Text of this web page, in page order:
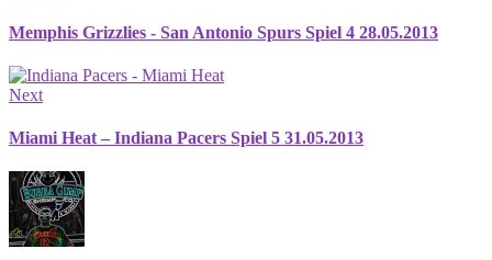
Memphis Grizzlies - San Antonio Spurs Spiel 4 28.05.2013
Next
Miami Heat – Indiana Pacers Spiel 5 31.05.2013